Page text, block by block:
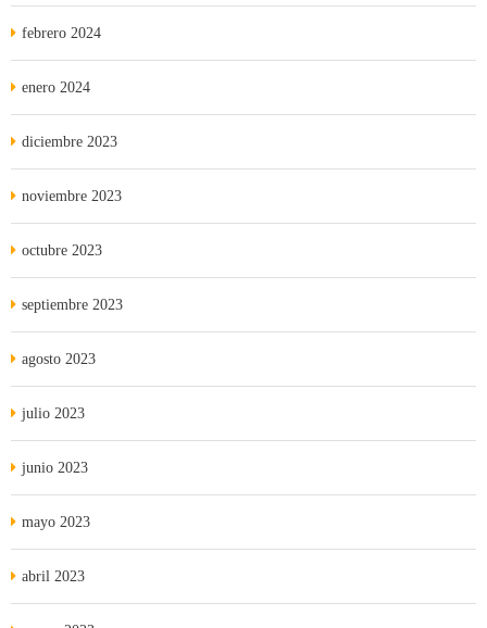
febrero 2024
enero 2024
diciembre 2023
noviembre 2023
octubre 2023
septiembre 2023
agosto 2023
julio 2023
junio 2023
mayo 2023
abril 2023